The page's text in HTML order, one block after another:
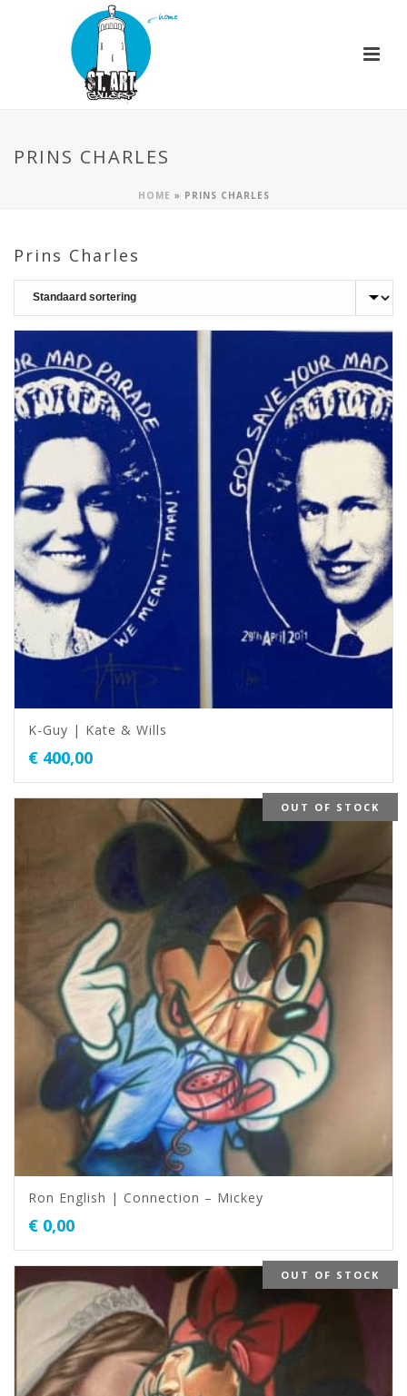
PRINS CHARLES
HOME » PRINS CHARLES
Prins Charles
K-Guy | Kate & Wills
€ 400,00
OUT OF STOCK
Ron English | Connection – Mickey
€ 0,00
OUT OF STOCK